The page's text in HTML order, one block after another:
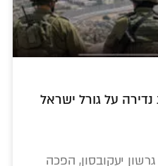
על גורל ישראל
יעקובסון, הפכה